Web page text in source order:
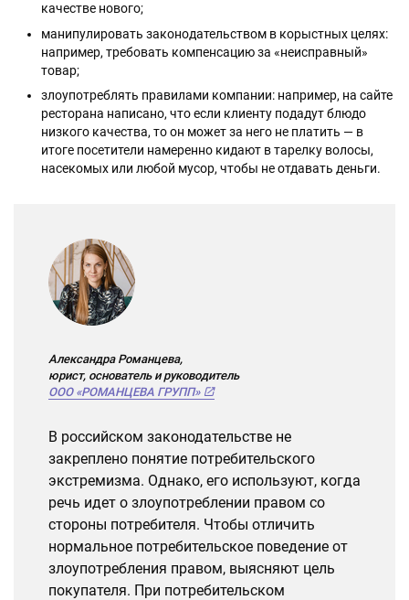
качестве нового;
манипулировать законодательством в корыстных целях:
например, требовать компенсацию за «неисправный»
товар;
злоупотреблять правилами компании: например, на сайте
ресторана написано, что если клиенту подадут блюдо
низкого качества, то он может за него не платить — в
итоге посетители намеренно кидают в тарелку волосы,
насекомых или любой мусор, чтобы не отдавать деньги.
Александра Романцева,
юрист, основатель и руководитель
ООО «РОМАНЦЕВА ГРУПП»
В российском законодательстве не
закреплено понятие потребительского
экстремизма. Однако, его используют, когда
речь идет о злоупотреблении правом со
стороны потребителя. Чтобы отличить
нормальное потребительское поведение от
злоупотребления правом, выясняют цель
покупателя. При потребительском